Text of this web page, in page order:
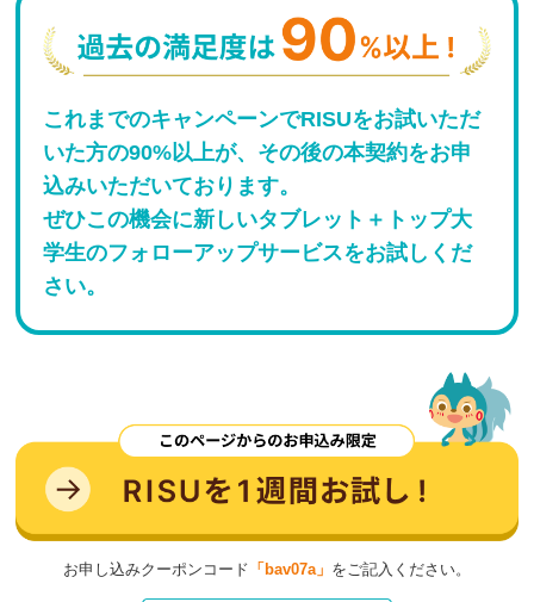
これまでのキャンペーンでRISUをお試いただ
いた方の90%以上が、その後の本契約をお申
込みいただいております。
ぜひこの機会に新しいタブレット＋トップ大
学生のフォローアップサービスをお試しくだ
さい。
お申し込みクーポンコード 「bav07a」 をご記入ください。